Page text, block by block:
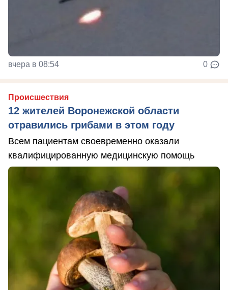
вчера в 08:54 0
Происшествия
12 жителей Воронежской области
отравились грибами в этом году
Всем пациентам своевременно оказали
квалифицированную медицинскую помощь